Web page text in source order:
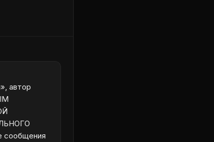
автор
сообщения